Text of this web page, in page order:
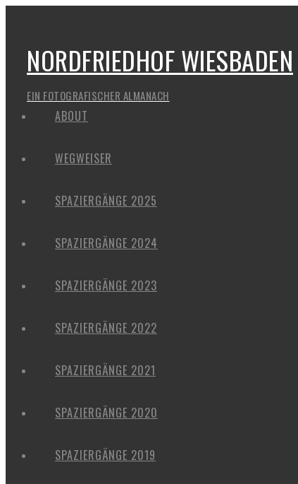
NORDFRIEDHOF WIESBADEN
EIN FOTOGRAFISCHER ALMANACH
ABOUT
WEGWEISER
SPAZIERGÄNGE 2025
SPAZIERGÄNGE 2024
SPAZIERGÄNGE 2023
SPAZIERGÄNGE 2022
SPAZIERGÄNGE 2021
SPAZIERGÄNGE 2020
SPAZIERGÄNGE 2019